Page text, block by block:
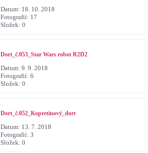
Datum: 18. 10. 2018
Fotografií: 17
Složek: 0
Dort_č.053_Star Wars robot R2D2
Datum: 9. 9. 2018
Fotografií: 6
Složek: 0
Dort_č.052_Kopretinový_dort
Datum: 13. 7. 2018
Fotografií: 3
Složek: 0